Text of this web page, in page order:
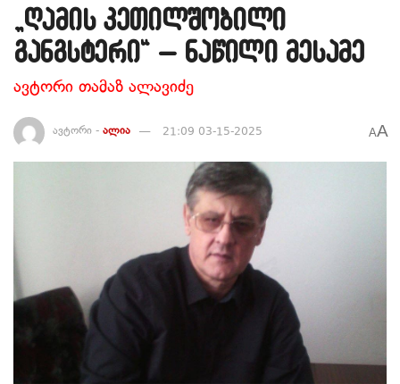
„ღამის კეთილშობილი
განგსტერი“ – ნაწილი მესამე
ავტორი თამაზ ალავიძე
ავტორი - ალია 21:09 03-15-2025 AA